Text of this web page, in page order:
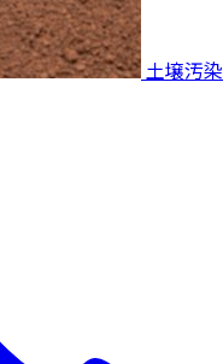
土壌汚染